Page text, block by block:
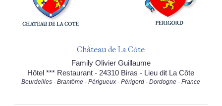
Château de La Côte
Family Olivier Guillaume
Hôtel *** Restaurant - 24310 Biras - Lieu dit La Côte
Bourdeilles - Brantôme - Périgueux - Périgord - Dordogne - France